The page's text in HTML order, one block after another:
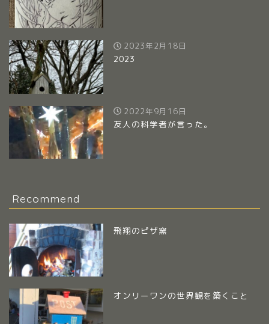
2023年2月18日
2023
2022年9月16日
友人の科学者が言った。
Recommend
飛翔のピザ窯
オンリーワンの世界観を築くこと